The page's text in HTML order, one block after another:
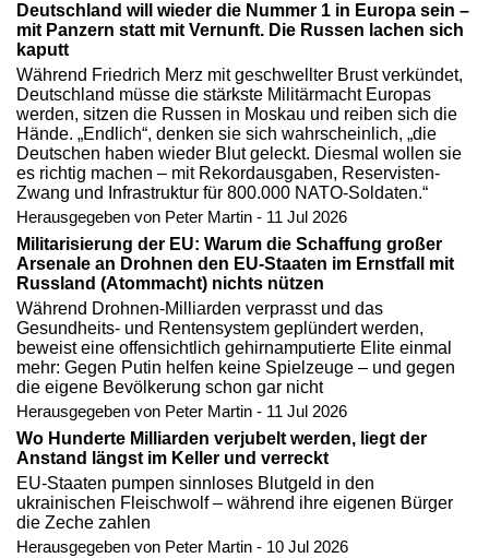
Deutschland will wieder die Nummer 1 in Europa sein –
mit Panzern statt mit Vernunft. Die Russen lachen sich
kaputt
Während Friedrich Merz mit geschwellter Brust verkündet,
Deutschland müsse die stärkste Militärmacht Europas
werden, sitzen die Russen in Moskau und reiben sich die
Hände. „Endlich“, denken sie sich wahrscheinlich, „die
Deutschen haben wieder Blut geleckt. Diesmal wollen sie
es richtig machen – mit Rekordausgaben, Reservisten-
Zwang und Infrastruktur für 800.000 NATO-Soldaten.“
Herausgegeben von Peter Martin - 11 Jul 2026
Militarisierung der EU: Warum die Schaffung großer
Arsenale an Drohnen den EU-Staaten im Ernstfall mit
Russland (Atommacht) nichts nützen
Während Drohnen-Milliarden verprasst und das
Gesundheits- und Rentensystem geplündert werden,
beweist eine offensichtlich gehirnamputierte Elite einmal
mehr: Gegen Putin helfen keine Spielzeuge – und gegen
die eigene Bevölkerung schon gar nicht
Herausgegeben von Peter Martin - 11 Jul 2026
Wo Hunderte Milliarden verjubelt werden, liegt der
Anstand längst im Keller und verreckt
EU-Staaten pumpen sinnloses Blutgeld in den
ukrainischen Fleischwolf – während ihre eigenen Bürger
die Zeche zahlen
Herausgegeben von Peter Martin - 10 Jul 2026